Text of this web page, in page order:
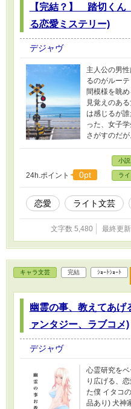
【完結？】 踏切く
る恋愛ミステリー)
デジャヴ
主人公の男
るのがルー
間模様を眺
見覚えのあ
は感じるが
った、女子
さがすのだが
24h.ポイント 0pt
小説
ラ
恋愛 ライト文芸
文字数 5,480 最終更
キャラ文芸 完結 ｼｮｰﾄｼｮｰﾄ
幽霊の事、教えてあ
ァンタジー、ラブコメ)
デジャヴ
心霊研究を
り広げる、
た僕 イタコ
品あり) 犬神